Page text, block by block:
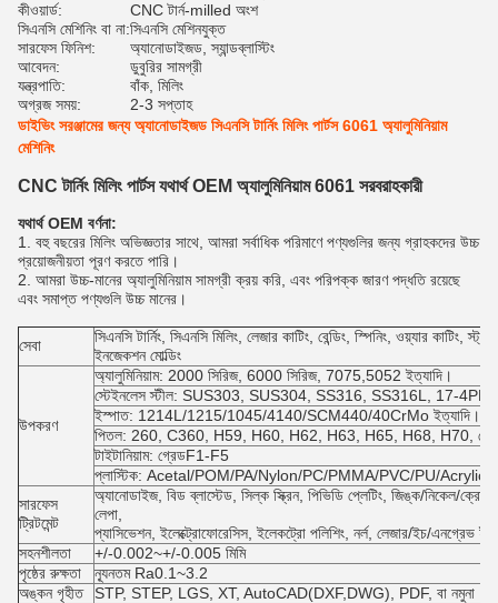
কীওয়ার্ড:
CNC টার্ন-milled অংশ
সিএনসি মেশিনিং বা না:সিএনসি মেশিনযুক্ত
সারফেস ফিনিশ:
অ্যানোডাইজড, স্যান্ডব্লাস্টিং
আবেদন:
ডুবুরির সামগ্রী
যন্ত্রপাতি:
বাঁক, মিলিং
অগ্রজ সময়:
2-3 সপ্তাহ
ডাইভিং সরঞ্জামের জন্য অ্যানোডাইজড সিএনসি টার্নিং মিলিং পার্টস 6061 অ্যালুমিনিয়াম
মেশিনিং
CNC টার্নিং মিলিং পার্টস যথার্থ OEM অ্যালুমিনিয়াম 6061 সরবরাহকারী
যথার্থ OEM বর্ণনা:
1. বহু বছরের মিলিং অভিজ্ঞতার সাথে, আমরা সর্বাধিক পরিমাণে পণ্যগুলির জন্য গ্রাহকদের উচ্চ
প্রয়োজনীয়তা পূরণ করতে পারি।
2. আমরা উচ্চ-মানের অ্যালুমিনিয়াম সামগ্রী ক্রয় করি, এবং পরিপক্ক জারণ পদ্ধতি রয়েছে
এবং সমাপ্ত পণ্যগুলি উচ্চ মানের।
সেবা
সিএনসি টার্নিং, সিএনসি মিলিং, লেজার কাটিং, বেন্ডিং, স্পিনিং, ওয়্যার কাটিং,
ইনজেকশন মোল্ডিং
উপকরণ
অ্যালুমিনিয়াম: 2000 সিরিজ, 6000 সিরিজ, 7075,5052 ইত্যাদি।
স্টেইনলেস স্টীল: SUS303, SUS304, SS316, SS316L, 17-4PH
ইস্পাত: 1214L/1215/1045/4140/SCM440/40CrMo ইত্যাদি।
পিতল: 260, C360, H59, H60, H62, H63, H65, H68, H70,
টাইটানিয়াম: গ্রেডF1-F5
প্লাস্টিক: Acetal/POM/PA/Nylon/PC/PMMA/PVC/PU/Acrylic/
সারফেস
ট্রিটমেন্ট
অ্যানোডাইজ, বিড ব্লাস্টেড, সিল্ক স্ক্রিন, পিভিডি প্লেটিং, জিঙ্ক/নিকেল/ক্রোম/
লেপা,
প্যাসিভেশন, ইলেক্ট্রোফোরেসিস, ইলেকট্রো পলিশিং, নর্ল, লেজার/ইচ/এনগ্রেভ
সহনশীলতা
+/-0.002~+/-0.005 মিমি
পৃষ্ঠের রুক্ষতা
ন্যূনতম Ra0.1~3.2
অঙ্কন গৃহীত
STP, STEP, LGS, XT, AutoCAD(DXF,DWG), PDF, বা নমুনা